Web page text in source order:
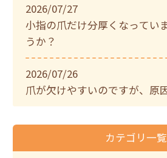
2026/07/27
小指の爪だけ分厚くなってい
うか？
2026/07/26
爪が欠けやすいのですが、原
カテゴリ一覧